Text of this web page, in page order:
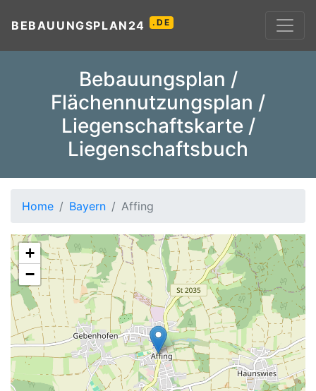
BEBAUUNGSPLAN24 .DE
Bebauungsplan /
Flächennutzungsplan /
Liegenschaftskarte /
Liegenschaftsbuch
Home Bayern Affing
+
−